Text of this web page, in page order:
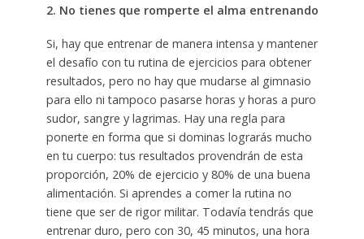
2. No tienes que romperte el alma entrenando
Si, hay que entrenar de manera intensa y mantener
el desafío con tu rutina de ejercicios para obtener
resultados, pero no hay que mudarse al gimnasio
para ello ni tampoco pasarse horas y horas a puro
sudor, sangre y lagrimas. Hay una regla para
ponerte en forma que si dominas lograrás mucho
en tu cuerpo: tus resultados provendrán de esta
proporción, 20% de ejercicio y 80% de una buena
alimentación. Si aprendes a comer la rutina no
tiene que ser de rigor militar. Todavía tendrás que
entrenar duro, pero con 30, 45 minutos, una hora